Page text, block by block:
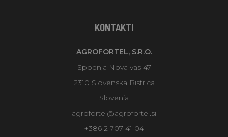
KONTAKTI
AGROFORTEL, S.R.O.
Spodnja Nova vas 47
2310 Slovenska Bistrica
Slovenia
agrofortel@agrofortel.si
+386 2 707 41 04